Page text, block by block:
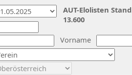
Vorname
AUT-Elolisten
13.600